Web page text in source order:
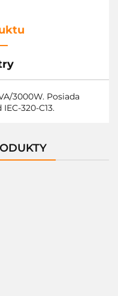
3000W. Posiada
320-C13.